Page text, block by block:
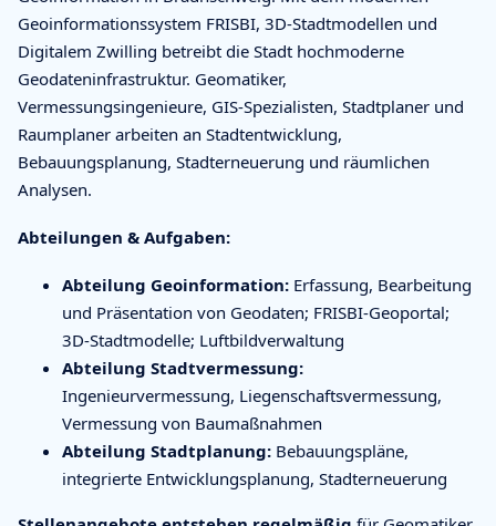
Geoinformationssystem FRISBI, 3D-Stadtmodellen und
Digitalem Zwilling betreibt die Stadt hochmoderne
Geodateninfrastruktur. Geomatiker,
Vermessungsingenieure, GIS-Spezialisten, Stadtplaner und
Raumplaner arbeiten an Stadtentwicklung,
Bebauungsplanung, Stadterneuerung und räumlichen
Analysen.
Abteilungen & Aufgaben:
Abteilung Geoinformation: Erfassung, Bearbeitung
und Präsentation von Geodaten; FRISBI-Geoportal;
3D-Stadtmodelle; Luftbildverwaltung
Abteilung Stadtvermessung:
Ingenieurvermessung, Liegenschaftsvermessung,
Vermessung von Baumaßnahmen
Abteilung Stadtplanung: Bebauungspläne,
integrierte Entwicklungsplanung, Stadterneuerung